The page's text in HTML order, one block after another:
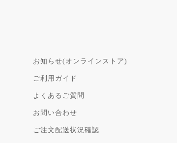
お知らせ(オンラインストア)
ご利用ガイド
よくあるご質問
お問い合わせ
ご注文配送状況確認